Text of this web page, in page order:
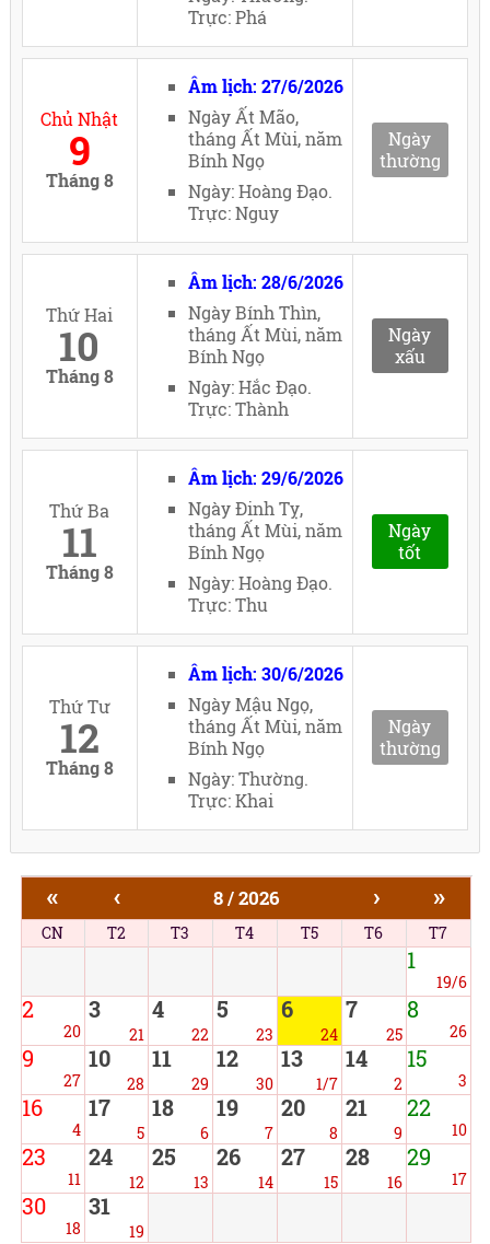
Trực: Phá
Chủ Nhật
9
Tháng 8
Âm lịch: 27/6/2026
Ngày Ất Mão,
tháng Ất Mùi, năm
Bính Ngọ
Ngày: Hoàng Đạo.
Trực: Nguy
Ngày
thường
Thứ Hai
10
Tháng 8
Âm lịch: 28/6/2026
Ngày Bính Thìn,
tháng Ất Mùi, năm
Bính Ngọ
Ngày: Hắc Đạo.
Trực: Thành
Ngày
xấu
Thứ Ba
11
Tháng 8
Âm lịch: 29/6/2026
Ngày Đinh Tỵ,
tháng Ất Mùi, năm
Bính Ngọ
Ngày: Hoàng Đạo.
Trực: Thu
Ngày
tốt
Thứ Tư
12
Tháng 8
Âm lịch: 30/6/2026
Ngày Mậu Ngọ,
tháng Ất Mùi, năm
Bính Ngọ
Ngày: Thường.
Trực: Khai
Ngày
thường
« ‹ 8 / 2026 › »
CN T2 T3 T4 T5 T6 T7
1
19/6
2
20
3
21
4
22
5
23
6
24
7
25
8
26
9
27
10
28
11
29
12
30
13
1/7
14
2
15
3
16
4
17
5
18
6
19
7
20
8
21
9
22
10
23
11
24
12
25
13
26
14
27
15
28
16
29
17
30
18
31
19